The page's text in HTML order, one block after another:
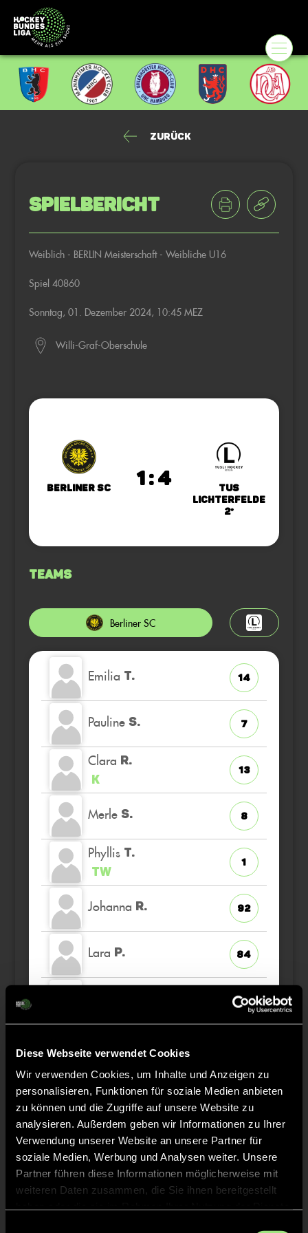
Diese Webseite verwendet Cookies
Wir verwenden Cookies, um Inhalte und Anzeigen zu
personalisieren, Funktionen für soziale Medien anbieten
zu können und die Zugriffe auf unsere Website zu
analysieren. Außerdem geben wir Informationen zu Ihrer
Verwendung unserer Website an unsere Partner für
soziale Medien, Werbung und Analysen weiter. Unsere
Partner führen diese Informationen möglicherweise mit
weiteren Daten zusammen, die Sie ihnen bereitgestellt
Zurück
Spielbericht
Weiblich - BERLIN Meisterschaft - Weibliche U16
Spiel 40860
Sonntag, 01. Dezember 2024, 10:45 MEZ
Willi-Graf-Oberschule
Berliner SC 1 : 4
TuS
Lichterfelde
2*
Teams
Berliner SC
Emilia T. 14
Pauline S. 7
Clara R.
K
13
Merle S. 8
Phyllis T.
TW
1
Johanna R. 92
Lara P. 84
62
Milla E. 13
Staff